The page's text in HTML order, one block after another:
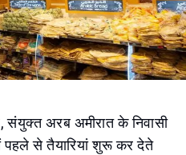
अरब अमीरात के निवासी
से तैयारियां शुरू कर देते